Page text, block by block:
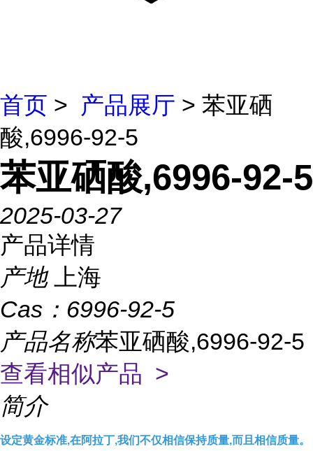
首页 > 产品展厅 > 苯亚硒
酸,6996-92-5
苯亚硒酸,6996-92-5
2025-03-27
产品详情
产地
上海
Cas： 6996-92-5
产品名称苯亚硒酸,6996-92-5
查看相似产品 >
简介
设定黄金标准,在阿拉丁,我们不仅相信保持质量,而且相信质量。